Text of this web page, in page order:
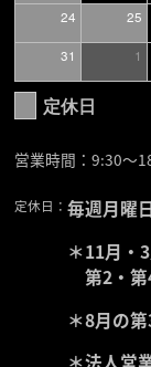
24 25
31 1
定休日
営業時間：9:30〜
定休日：毎週月曜
＊11月・
第2・
＊8月の